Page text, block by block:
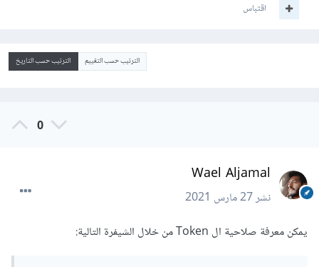
اقتباس
الترتيب حسب التقييم الترتيب حسب التاريخ
0
Wael Aljamal
نشر27 مارس 2021
يمكن معرفة صلاحية ال Token من خلال الشيفرة التالية: